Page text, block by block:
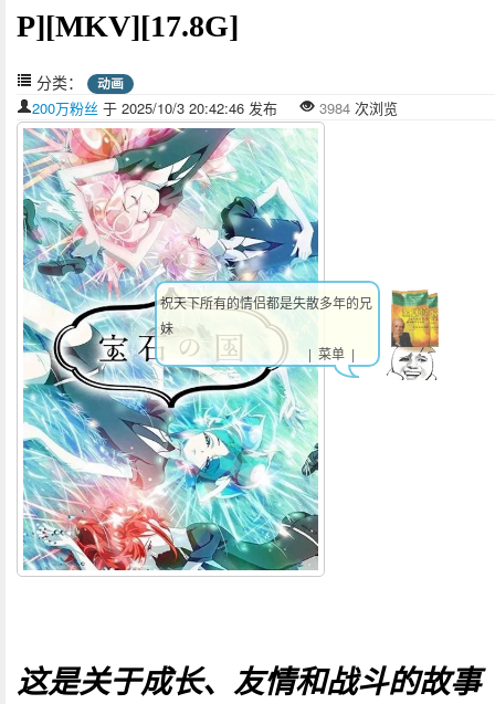
P][MKV][17.8G]
分类： 动画
200万粉丝 于 2025/10/3 20:42:46 发布 3984 次浏览
这是关于成长、友情和战斗的故事
祝天下所有的情侣都是失散多年的兄
妹
| 菜单 |